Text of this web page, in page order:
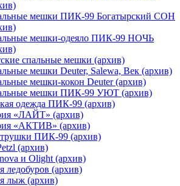
мешки ПИК-99 Богатырский СОН
мешки-одеяло ПИК-99 НОЧЬ
спальные мешки (архив)
мешки Deuter, Salewa, Век (архив)
мешки-кокон Deuter (архив)
мешки ПИК-99 УЮТ (архив)
одежда ПИК-99 (архив)
«ЛАЙТ» (архив)
«АКТИВ» (архив)
ПИК-99 (архив)
(архив)
и Olight (архив)
ледобуров (архив)
лыж (архив)